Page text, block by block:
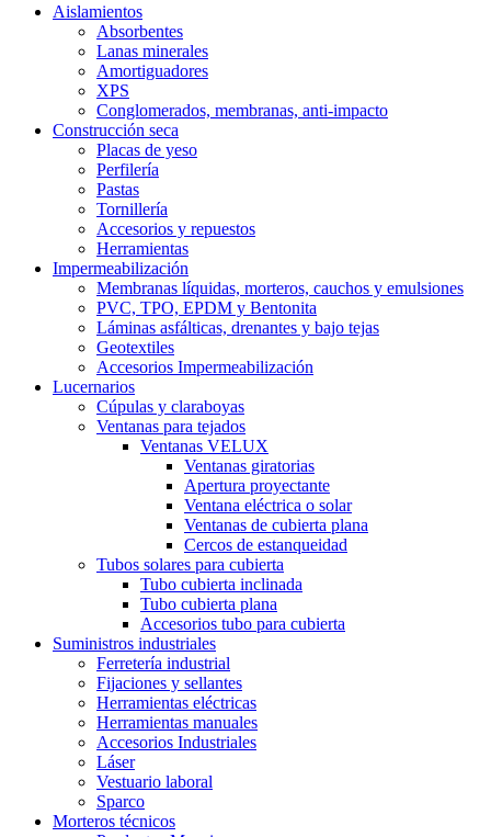
Aislamientos
Absorbentes
Lanas minerales
Amortiguadores
XPS
Conglomerados, membranas, anti-impacto
Construcción seca
Placas de yeso
Perfilería
Pastas
Tornillería
Accesorios y repuestos
Herramientas
Impermeabilización
Membranas líquidas, morteros, cauchos y emulsiones
PVC, TPO, EPDM y Bentonita
Láminas asfálticas, drenantes y bajo tejas
Geotextiles
Accesorios Impermeabilización
Lucernarios
Cúpulas y claraboyas
Ventanas para tejados
Ventanas VELUX
Ventanas giratorias
Apertura proyectante
Ventana eléctrica o solar
Ventanas de cubierta plana
Cercos de estanqueidad
Tubos solares para cubierta
Tubo cubierta inclinada
Tubo cubierta plana
Accesorios tubo para cubierta
Suministros industriales
Ferretería industrial
Fijaciones y sellantes
Herramientas eléctricas
Herramientas manuales
Accesorios Industriales
Láser
Vestuario laboral
Sparco
Morteros técnicos